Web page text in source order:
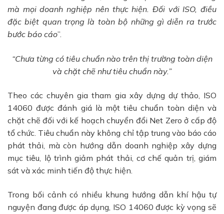
mà mọi doanh nghiệp nên thực hiện. Đối với ISO, điều
đặc biệt quan trọng là toàn bộ những gì diễn ra trước
bước báo cáo”.
“Chưa từng có tiêu chuẩn nào trên thị trường toàn diện
và chặt chẽ như tiêu chuẩn này.”
Theo các chuyên gia tham gia xây dựng dự thảo, ISO
14060 được đánh giá là một tiêu chuẩn toàn diện và
chặt chẽ đối với kế hoạch chuyển đổi Net Zero ở cấp độ
tổ chức. Tiêu chuẩn này không chỉ tập trung vào báo cáo
phát thải, mà còn hướng dẫn doanh nghiệp xây dựng
mục tiêu, lộ trình giảm phát thải, cơ chế quản trị, giám
sát và xác minh tiến độ thực hiện.
Trong bối cảnh có nhiều khung hướng dẫn khí hậu tự
nguyện đang được áp dụng, ISO 14060 được kỳ vọng sẽ